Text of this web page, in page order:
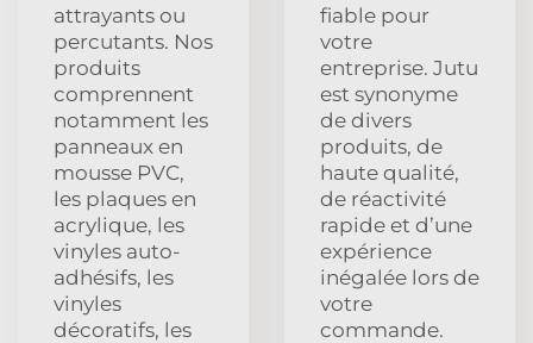
attrayants ou
percutants. Nos
produits
comprennent
notamment les
panneaux en
mousse PVC,
les plaques en
acrylique, les
vinyles auto-
adhésifs, les
vinyles
décoratifs, les
fiable pour
votre
entreprise. Jutu
est synonyme
de divers
produits, de
haute qualité,
de réactivité
rapide et d’une
expérience
inégalée lors de
votre
commande.